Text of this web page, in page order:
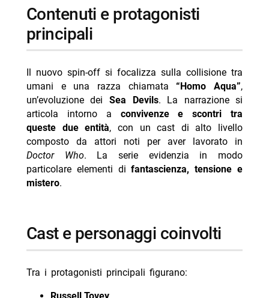
contenuti e protagonisti
principali
Il nuovo spin-off si focalizza sulla collisione tra
umani e una razza chiamata“Homo Aqua”,
un’evoluzione dei Sea Devils. La narrazione si
articola intorno a convivenze e scontri tra
queste due entità, con un cast di alto livello
composto da attori noti per aver lavorato in
Doctor Who. La serie evidenzia in modo
particolare elementi difantascienza, tensione e
mistero.
cast e personaggi coinvolti
Tra i protagonisti principali figurano: